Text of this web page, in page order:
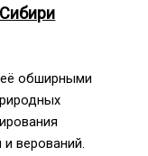
её обширными
и верований.